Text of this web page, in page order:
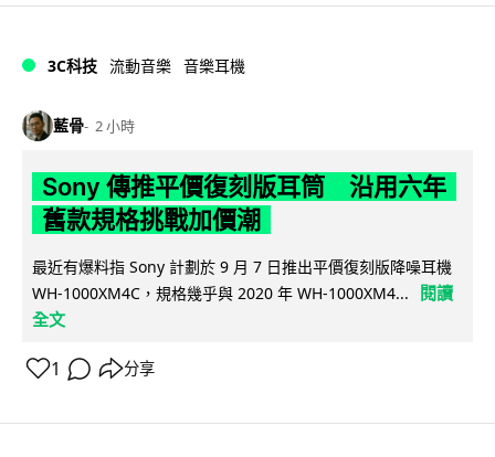
3C科技 流動音樂 音樂耳機
藍骨 2 小時
Sony 傳推平價復刻版耳筒 沿用六年
舊款規格挑戰加價潮
最近有爆料指 Sony 計劃於 9 月 7 日推出平價復刻版降噪耳機
WH-1000XM4C，規格幾乎與 2020 年 WH-1000XM4...
閱讀
全文
1 分享